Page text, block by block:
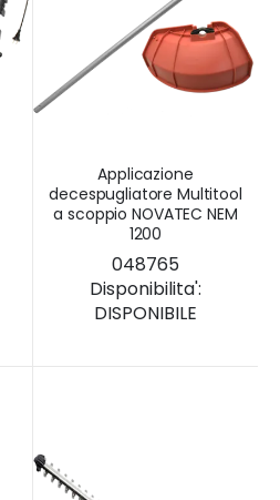
Applicazione
decespugliatore Multitool
a scoppio NOVATEC NEM
1200
048765
Disponibilita':
DISPONIBILE